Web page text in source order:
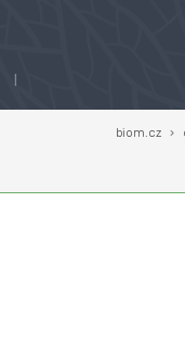
|
biom.cz ›